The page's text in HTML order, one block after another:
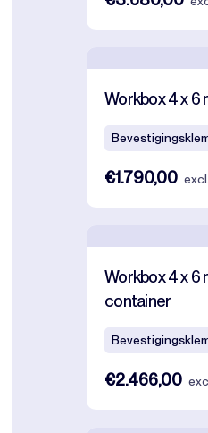
Workbox 4 x 6
€1.790,00
Workbox 4 x 6
container
€2.466,00